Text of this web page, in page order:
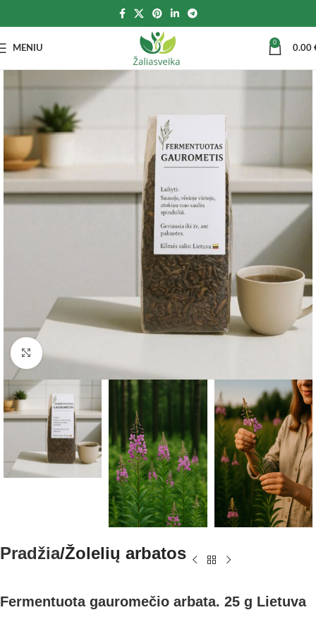
MENIU
0
0.00
Spustelėkite norėdami padidinti
Pradžia Žolelių arbatos
Fermentuota gauromečio arbata. 25 g Lietuva